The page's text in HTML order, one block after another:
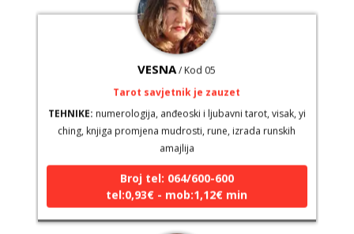
VESNA/ Kod 05
numerologija, anđeoski i ljubavni tarot, visak, yi
ching, knjiga promjena mudrosti, rune, izrada runskih
amajlija
Broj tel: 064/600-600
tel:0,93€ - mob:1,12€ min